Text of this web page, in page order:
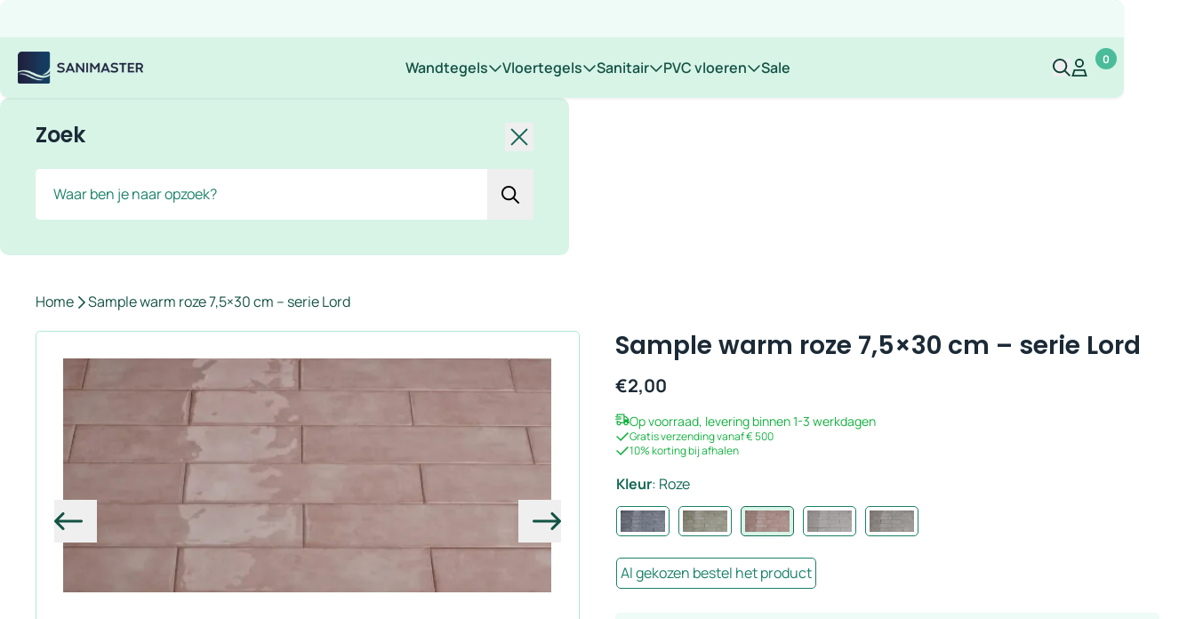
Sanimaster Wandtegels Vloertegels Sanitair PVC vloeren Sale Mijn account
Mijn account
0
Zoek Sluiten
Home Sample warm roze 7,5×30 cm – serie Lord
Vorige Volgende
Sample warm roze 7,5×30 cm – serie Lord
€2,00
Op voorraad, levering binnen 1-3 werkdagen
Gratis verzending vanaf € 500
10% korting bij afhalen
Kleur: Roze
Al gekozen bestel het product